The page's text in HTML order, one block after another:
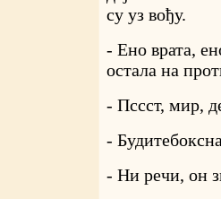
су уз вођу.
- Ено врата,
остала на
- Пссст, мир,
-
- Ни речи, он